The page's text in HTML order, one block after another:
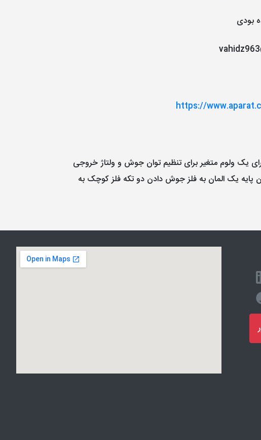
بودی
https://
ولوم متغیر برای تنظیم توان جوش و ولتاژ خروجی
پایه یک المان به فلز جوش دادن دو تکه فلز کوچک به